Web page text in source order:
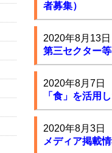
者募集）
2020年8月13日
第三セクター
2020年8月7日
「食」を活用
2020年8月3日
メディア掲載